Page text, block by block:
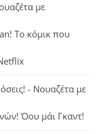
με
Το κόμικ που
- Νουαζέτα με
Όου μάι Γκαντ!